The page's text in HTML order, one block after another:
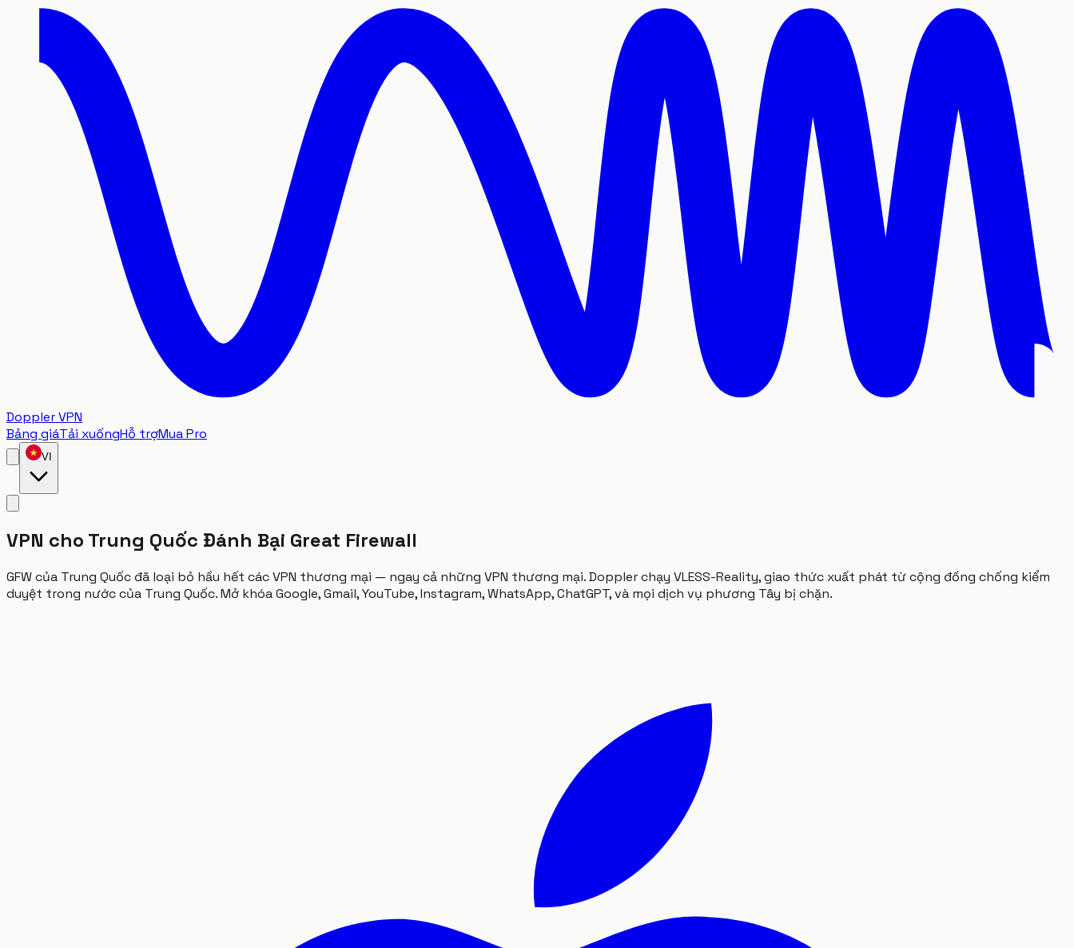
Doppler VPN
Bảng giáTải xuốngHỗ trợMua Pro
VI
VPN cho Trung Quốc Đánh Bại Great Firewall
GFW của Trung Quốc đã loại bỏ hầu hết các VPN thương mại — ngay cả những VPN thương mại. Doppler chạy VLESS-Reality, giao thức xuất phát từ cộng đồng chống kiểm
duyệt trong nước của Trung Quốc. Mở khóa Google, Gmail, YouTube, Instagram, WhatsApp, ChatGPT, và mọi dịch vụ phương Tây bị chặn.